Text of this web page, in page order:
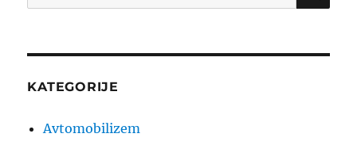
for:
KATEGORIJE
Avtomobilizem